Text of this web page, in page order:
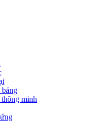
minh